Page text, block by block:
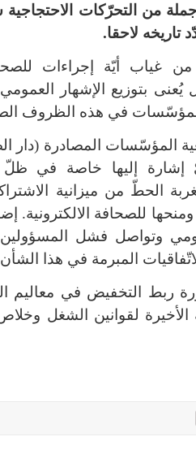
جملة من التحرّكات
لاحقا.
من غياب أيّة إجراءات
بتوزيع الإشهار العمومي
المؤسّسات في هذه الظروف
المؤسّسات المصادرة
إشارة إليها خاصة في
الحطّ من ميزانية
للصحافة الالكترونية.
وتواصل فشل
المبرمة في هذا
ربط التخفيض في معاليم
لقوانين الشغل وخلاص